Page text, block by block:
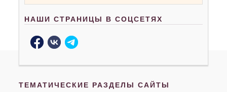
НАШИ СТРАНИЦЫ В СОЦСЕТЯХ
ТЕМАТИЧЕСКИЕ РАЗДЕЛЫ САЙТЫ